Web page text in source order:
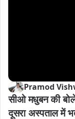
Pramod
सीओ मधुबन की
दूसरा अस्पताल में